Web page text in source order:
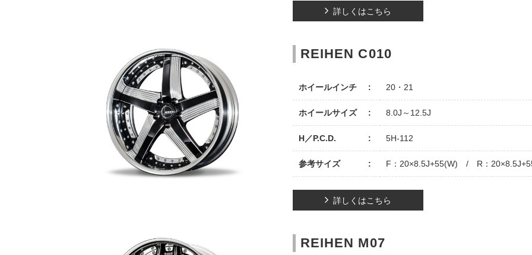
詳しくはこちら
REIHEN C010
ホイールインチ 20・21
ホイールサイズ 8.0J～12.5J
H／P.C.D. 5H-112
参考サイズ F：20×8.5J+55(W) / R：
詳しくはこちら
REIHEN M07